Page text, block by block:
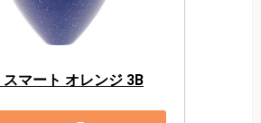
スマート オレンジ 3B